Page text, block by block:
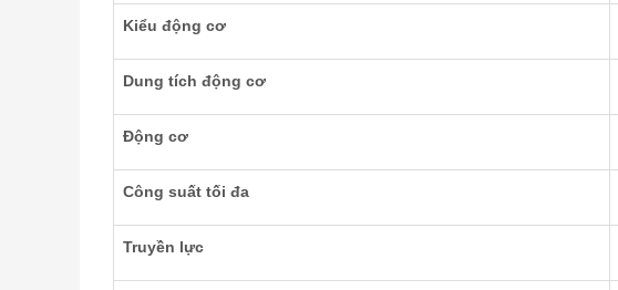
Kiểu động cơ
Dung tích động cơ
Động cơ
Công suất tối đa
Truyền lực